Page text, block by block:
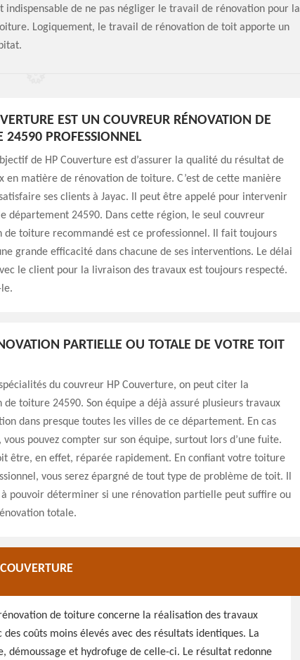
indispensable de ne pas négliger le travail de rénovation pour la
Logiquement, le travail de rénovation de toit apporte un
EST UN COUVREUR RÉNOVATION DE
24590 PROFESSIONNEL
de HP Couverture est d’assurer la qualité du résultat de
en matière de rénovation de toiture. C’est de cette manière
ses clients à Jayac. Il peut être appelé pour intervenir
département 24590. Dans cette région, le seul couvreur
de toiture recommandé est ce professionnel. Il fait toujours
grande efficacité dans chacune de ses interventions. Le délai
le client pour la livraison des travaux est toujours respecté.
PARTIELLE OU TOTALE DE VOTRE TOIT
du couvreur HP Couverture, on peut citer la
de toiture 24590. Son équipe a déjà assuré plusieurs travaux
dans presque toutes les villes de ce département. En cas
vous pouvez compter sur son équipe, surtout lors d’une fuite.
être, en effet, réparée rapidement. En confiant votre toiture
vous serez épargné de tout type de problème de toit. Il
à pouvoir déterminer si une rénovation partielle peut suffire ou
totale.
de toiture concerne la réalisation des travaux
coûts moins élevés avec des résultats identiques. La
démoussage et hydrofuge de celle-ci. Le résultat redonne